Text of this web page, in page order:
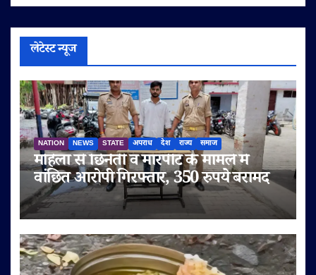
लेटेस्ट न्यूज
NATION NEWS STATE अपराध देश राज्य समाज
महिला से छिनैती व मारपीट के मामले में
वांछित आरोपी गिरफ्तार, 350 रुपये बरामद